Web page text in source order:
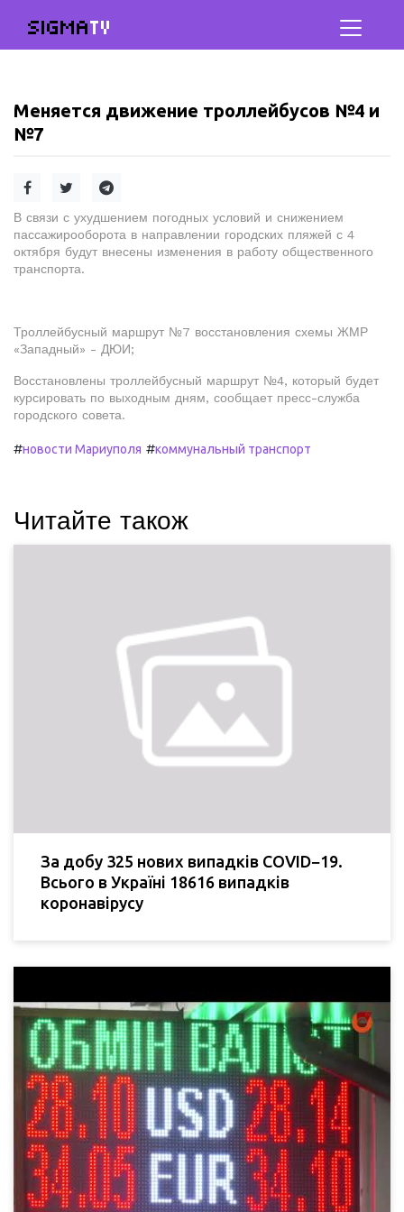
SIGMATV
Меняется движение троллейбусов №4 и
№7
В связи с ухудшением погодных условий и снижением
пассажирооборота в направлении городских пляжей с 4
октября будут внесены изменения в работу общественного
транспорта.
Троллейбусный маршрут №7 восстановления схемы ЖМР
«Западный» - ДЮИ;
Восстановлены троллейбусный маршрут №4, который будет
курсировать по выходным дням, сообщает пресс-служба
городского совета.
#новости Мариуполя #коммунальный транспорт
Читайте також
За добу 325 нових випадків COVID−19.
Всього в Україні 18616 випадків
коронавірусу